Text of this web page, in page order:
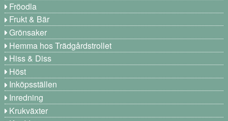
Fröodla
Frukt & Bär
Grönsaker
Hemma hos Trädgårdstrollet
Hiss & Diss
Höst
Inköpsställen
Inredning
Krukväxter